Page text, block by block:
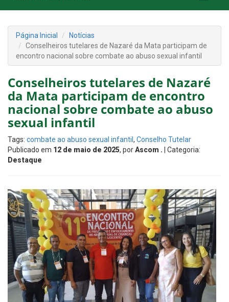
Página Inicial
Notícias
Conselheiros tutelares de Nazaré da Mata participam de
encontro nacional sobre combate ao abuso sexual infantil
Conselheiros tutelares de Nazaré
da Mata participam de encontro
nacional sobre combate ao abuso
sexual infantil
Tags: combate ao abuso sexual infantil , Conselho Tutelar
Publicado em 12 de maio de 2025, porAscom . | Categoria:
Destaque